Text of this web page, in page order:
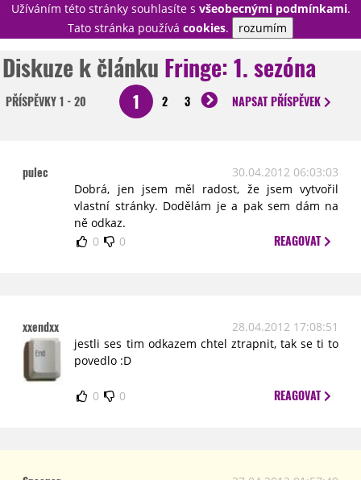
Užíváním této stránky souhlasíte s všeobecnými podmínkami.
Tato stránka používá cookies. rozumím
PŘIHLÁSIT
TRAILERY
GALERIE
DISKUZE
STATISTIKY
Diskuze k článku Fringe: 1. sezóna
PŘÍSPĚVKY1 - 20 1 2 3 NAPSATPŘÍSPĚVEK
pulec
30.04.2012 06:03:03
Dobrá, jen jsem měl radost, že jsem vytvořil
vlastní stránky. Dodělám je a pak sem dám na
ně odkaz.
0
0 REAGOVAT
xxendxx
28.04.2012 17:08:51
jestli ses tim odkazem chtel ztrapnit, tak se ti to
povedlo :D
0 0 REAGOVAT